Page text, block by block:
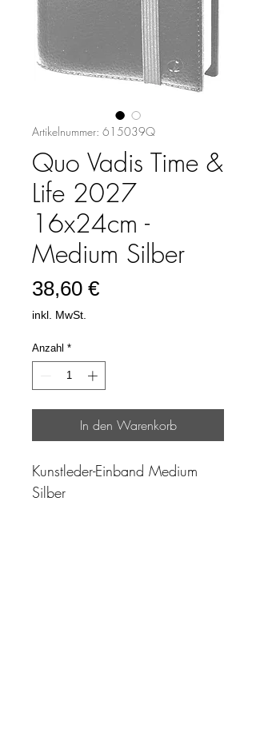
Artikelnummer: 615039Q
Quo Vadis Time &
Life 2027
16x24cm -
Medium Silber
38,60 €Preis
inkl. MwSt.
Anzahl *
In den Warenkorb
Kunstleder-Einband Medium
Silber